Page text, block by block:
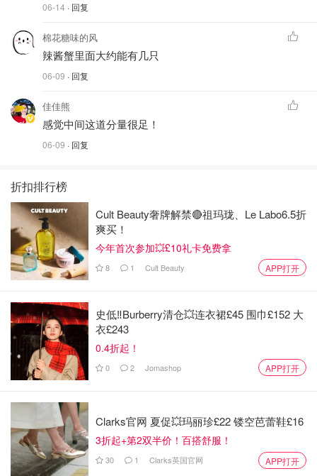
06-14 · 回复
棉花糖味的风
辣酱蟹里面大约能有几只
06-09 · 回复
佳佳熊
感觉中间这道分量很足！
06-09 · 回复
折扣排行榜
Cult Beauty奢牌解禁🔴祖玛珑、Le Labo6.5折
爽买！
今年首次参加💥£10礼卡免费拿
8 1 Cult Beauty APP打开
史低‼️Burberry清仓💥连衣裙£45 围巾£152 大
衣£243
0.4折起！
0 2 Jomashop APP打开
Clarks官网 夏促💥玛丽珍£22 镂空芭蕾鞋£16
3折起+第2双半价！百搭舒服！
30 1 Clarks英国官网 APP打开